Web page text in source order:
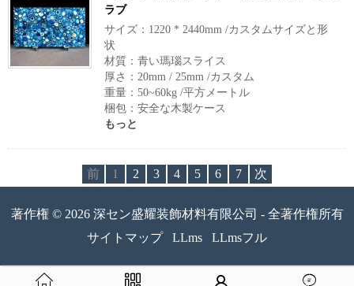
ラブ
サイズ：1220 * 2440mm /カスタムサイズと形
状
材質：青い瑪瑙スライス
厚さ：20mm / 25mm /カスタム
重量：50~60kg /平方メートル
梱包：安全な木製ケース
もっと
前 1 2 3 4 5 6 7 次
著作権 © 2026 深セン盛耀装飾材料有限公司 - 全著作権所有
サイトマップ
LLms LLmsフル